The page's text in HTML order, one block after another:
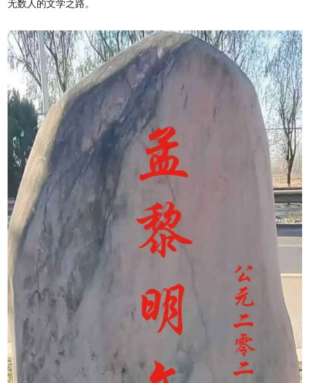
无数人的文学之路。